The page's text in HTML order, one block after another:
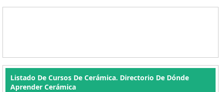
Listado De Cursos De Cerámica. Directorio De Dónde
Aprender Cerámica